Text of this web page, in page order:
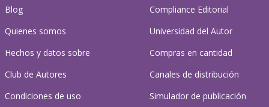
Blog
Quienes somos
Hechos y datos sobre
Club de Autores
Condiciones de uso
Compliance Editorial
Universidad del Autor
Compras en cantidad
Canales de distribución
Simulador de publicación